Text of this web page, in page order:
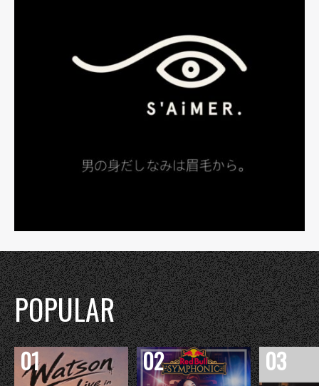
POPULAR